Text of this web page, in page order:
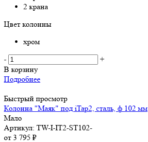
2 крана
Цвет колонны
хром
-
+
В корзину
Подробнее
Быстрый просмотр
Колонна "Маяк" под iTap2, сталь, ф 102 мм
Мало
Артикул: TW-I-IT2-ST102-
от 3 795 ₽